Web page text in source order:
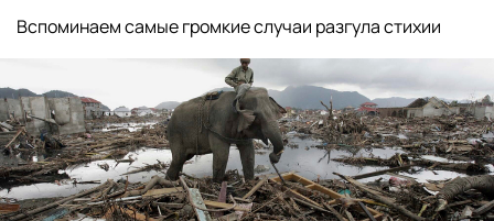
Вспоминаем самые громкие случаи разгула стихии